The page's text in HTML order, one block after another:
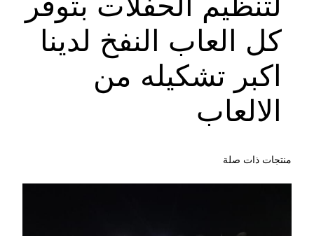
كل العاب النفخ لدينا
اكبر تشكيله من
الالعاب
منتجات ذات صلة